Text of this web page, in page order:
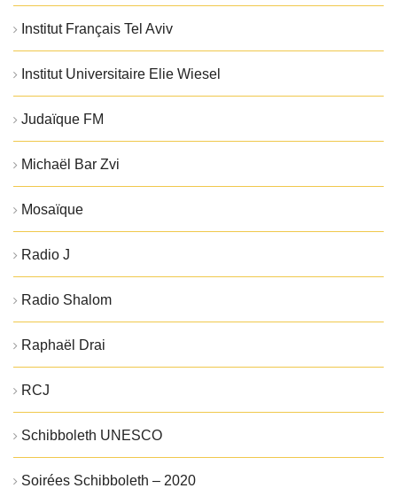
Institut Français Tel Aviv
Institut Universitaire Elie Wiesel
Judaïque FM
Michaël Bar Zvi
Mosaïque
Radio J
Radio Shalom
Raphaël Drai
RCJ
Schibboleth UNESCO
Soirées Schibboleth – 2020